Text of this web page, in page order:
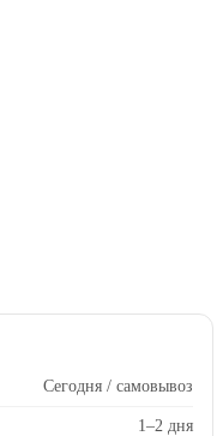
Сегодня / самовывоз
1–2 дня